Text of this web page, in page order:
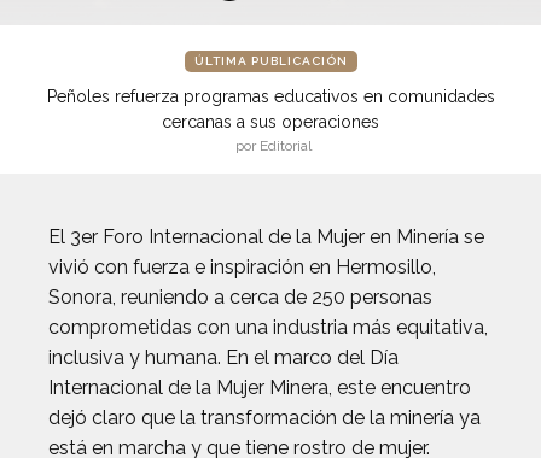
ÚLTIMA PUBLICACIÓN
Peñoles refuerza programas educativos en comunidades
cercanas a sus operaciones
por Editorial
El 3er Foro Internacional de la Mujer en Minería se
vivió con fuerza e inspiración en Hermosillo,
Sonora, reuniendo a cerca de 250 personas
comprometidas con una industria más equitativa,
inclusiva y humana. En el marco del Día
Internacional de la Mujer Minera, este encuentro
dejó claro que la transformación de la minería ya
está en marcha y que tiene rostro de mujer.